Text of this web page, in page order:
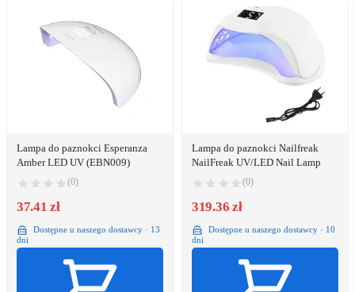
Lampa do paznokci Esperanza
Amber LED UV (EBN009)
(0)
37.41 zł
Dostępne u naszego dostawcy · 13
dni
Lampa do paznokci Nailfreak
NailFreak UV/LED Nail Lamp
(0)
319.36 zł
Dostępne u naszego dostawcy · 10
dni